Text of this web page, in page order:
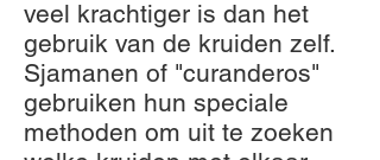
veel krachtiger is dan het
gebruik van de kruiden zelf.
Sjamanen of "curanderos"
gebruiken hun speciale
methoden om uit te zoeken